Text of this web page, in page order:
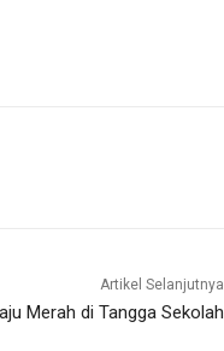
Artikel Selanjutnya
Merah di Tangga Sekolah